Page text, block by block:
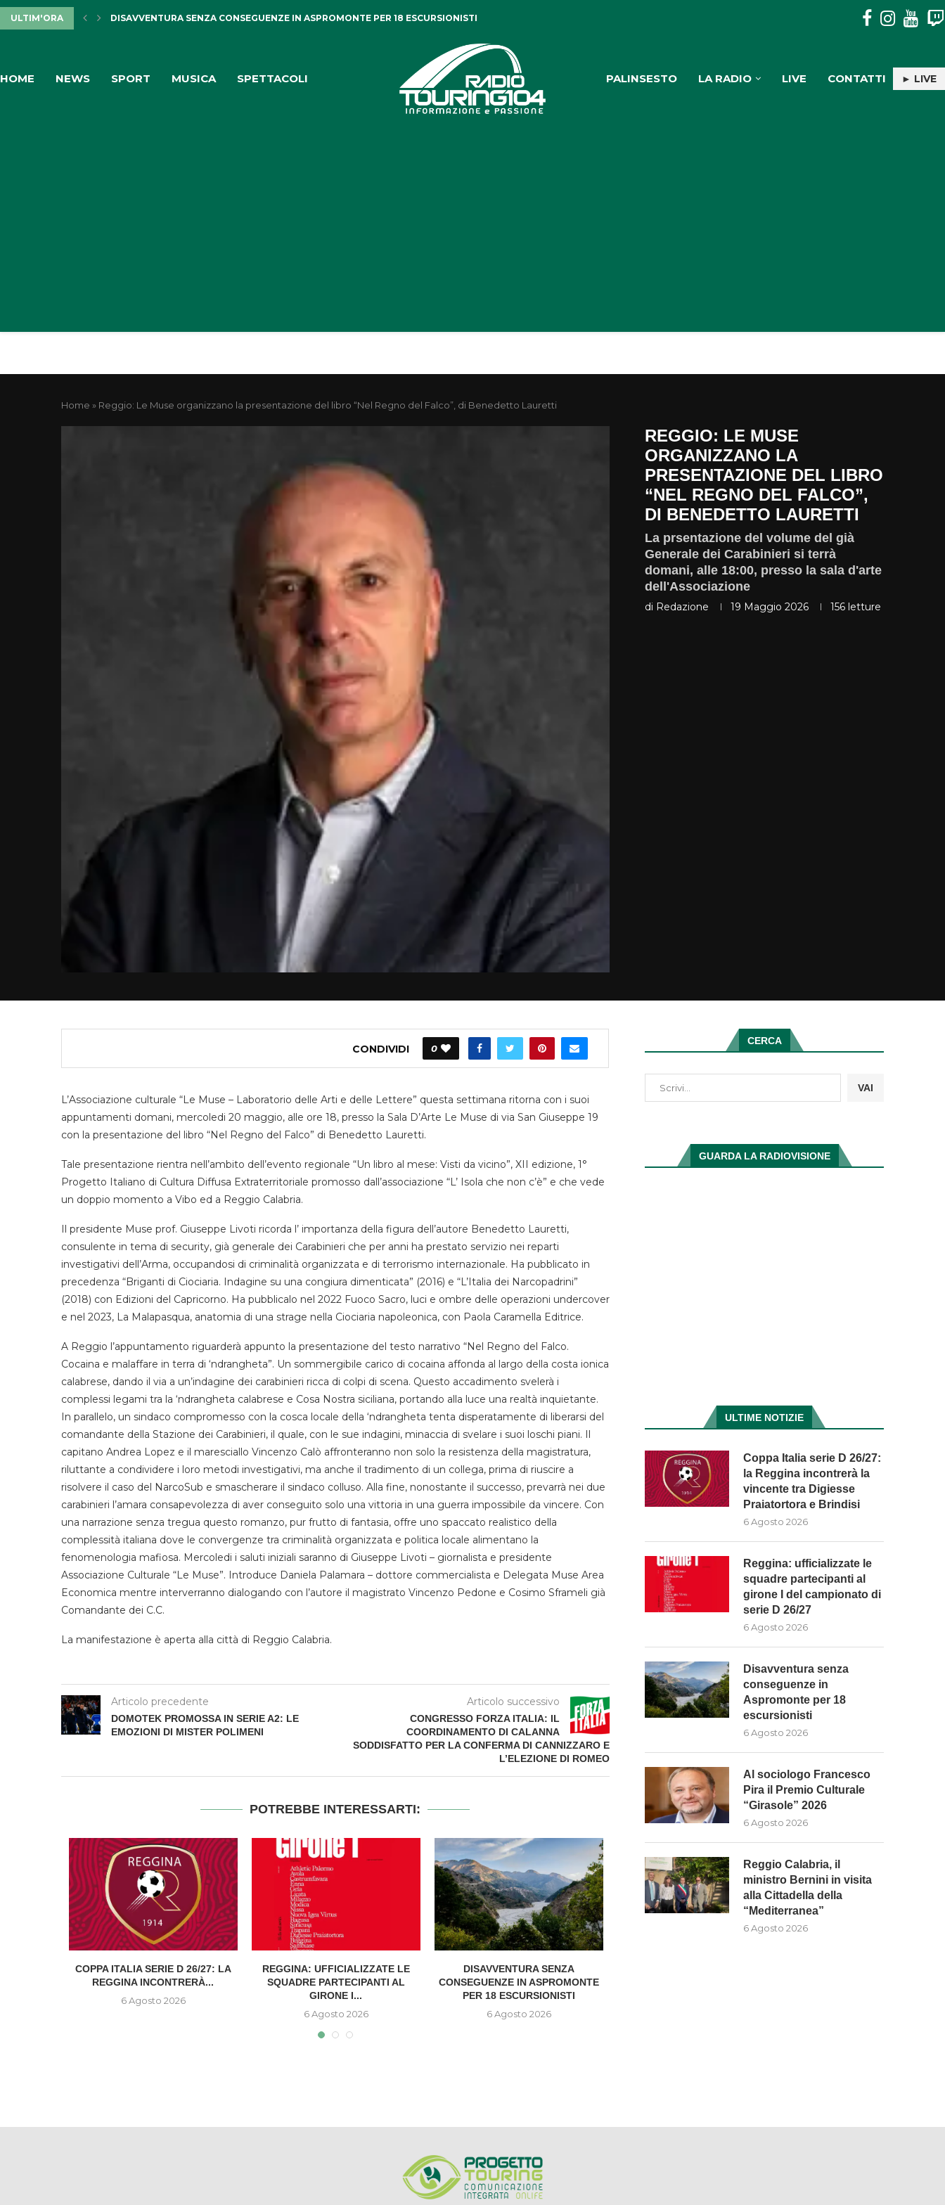
ULTIM'ORA DISAVVENTURA SENZA CONSEGUENZE IN ASPROMONTE PER 18 ESCURSIONISTI AL SOCIOLOGO FRANCESCO PIRA IL PREMIO CULTURALE
HOME NEWS SPORT MUSICA SPETTACOLI PALINSESTO LA RADIO LIVE CONTATTI ► LIVE
Home » Reggio: Le Muse organizzano la presentazione del libro “Nel Regno del Falco”, di Benedetto Lauretti
REGGIO: LE MUSE
ORGANIZZANO LA
PRESENTAZIONE DEL LIBRO
“NEL REGNO DEL FALCO”,
DI BENEDETTO LAURETTI
La prsentazione del volume del già
Generale dei Carabinieri si terrà
domani, alle 18:00, presso la sala d'arte
dell'Associazione
di Redazione 19 Maggio 2026 156 letture
CONDIVIDI 0
L’Associazione culturale “Le Muse – Laboratorio delle Arti e delle Lettere” questa settimana ritorna con i suoi
appuntamenti domani, mercoledi 20 maggio, alle ore 18, presso la Sala D’Arte Le Muse di via San Giuseppe 19
con la presentazione del libro “Nel Regno del Falco” di Benedetto Lauretti.
Tale presentazione rientra nell’ambito dell’evento regionale “Un libro al mese: Visti da vicino”, XII edizione, 1°
Progetto Italiano di Cultura Diffusa Extraterritoriale promosso dall’associazione “L’ Isola che non c’è” e che vede
un doppio momento a Vibo ed a Reggio Calabria.
Il presidente Muse prof. Giuseppe Livoti ricorda l’ importanza della figura dell’autore Benedetto Lauretti,
consulente in tema di security, già generale dei Carabinieri che per anni ha prestato servizio nei reparti
investigativi dell’Arma, occupandosi di criminalità organizzata e di terrorismo internazionale. Ha pubblicato in
precedenza “Briganti di Ciociaria. Indagine su una congiura dimenticata” (2016) e “L’Italia dei Narcopadrini”
(2018) con Edizioni del Capricorno. Ha pubblicalo nel 2022 Fuoco Sacro, luci e ombre delle operazioni undercover
e nel 2023, La Malapasqua, anatomia di una strage nella Ciociaria napoleonica, con Paola Caramella Editrice.
A Reggio l’appuntamento riguarderà appunto la presentazione del testo narrativo “Nel Regno del Falco.
Cocaina e malaffare in terra di ‘ndrangheta”. Un sommergibile carico di cocaina affonda al largo della costa ionica
calabrese, dando il via a un’indagine dei carabinieri ricca di colpi di scena. Questo accadimento svelerà i
complessi legami tra la ‘ndrangheta calabrese e Cosa Nostra siciliana, portando alla luce una realtà inquietante.
In parallelo, un sindaco compromesso con la cosca locale della ‘ndrangheta tenta disperatamente di liberarsi del
comandante della Stazione dei Carabinieri, il quale, con le sue indagini, minaccia di svelare i suoi loschi piani. Il
capitano Andrea Lopez e il maresciallo Vincenzo Calò affronteranno non solo la resistenza della magistratura,
riluttante a condividere i loro metodi investigativi, ma anche il tradimento di un collega, prima di riuscire a
risolvere il caso del NarcoSub e smascherare il sindaco colluso. Alla fine, nonostante il successo, prevarrà nei due
carabinieri l’amara consapevolezza di aver conseguito solo una vittoria in una guerra impossibile da vincere. Con
una narrazione senza tregua questo romanzo, pur frutto di fantasia, offre uno spaccato realistico della
complessità italiana dove le convergenze tra criminalità organizzata e politica locale alimentano la
fenomenologia mafiosa. Mercoledi i saluti iniziali saranno di Giuseppe Livoti – giornalista e presidente
Associazione Culturale “Le Muse”. Introduce Daniela Palamara – dottore commercialista e Delegata Muse Area
Economica mentre interverranno dialogando con l’autore il magistrato Vincenzo Pedone e Cosimo Sframeli già
Comandante dei C.C.
La manifestazione è aperta alla città di Reggio Calabria.
Articolo precedente
DOMOTEK PROMOSSA IN SERIE A2: LE
EMOZIONI DI MISTER POLIMENI
Articolo successivo
CONGRESSO FORZA ITALIA: IL
COORDINAMENTO DI CALANNA
SODDISFATTO PER LA CONFERMA DI CANNIZZARO E
L’ELEZIONE DI ROMEO
POTREBBE INTERESSARTI:
COPPA ITALIA SERIE D 26/27: LA
REGGINA INCONTRERÀ...
6 Agosto 2026
REGGINA: UFFICIALIZZATE LE
SQUADRE PARTECIPANTI AL
GIRONE I...
6 Agosto 2026
DISAVVENTURA SENZA
CONSEGUENZE IN ASPROMONTE
PER 18 ESCURSIONISTI
6 Agosto 2026
CERCA
VAI
GUARDA LA RADIOVISIONE
ULTIME NOTIZIE
Coppa Italia serie D 26/27:
la Reggina incontrerà la
vincente tra Digiesse
Praiatortora e Brindisi
6 Agosto 2026
Reggina: ufficializzate le
squadre partecipanti al
girone I del campionato di
serie D 26/27
6 Agosto 2026
Disavventura senza
conseguenze in
Aspromonte per 18
escursionisti
6 Agosto 2026
Al sociologo Francesco
Pira il Premio Culturale
“Girasole” 2026
6 Agosto 2026
Reggio Calabria, il
ministro Bernini in visita
alla Cittadella della
“Mediterranea”
6 Agosto 2026